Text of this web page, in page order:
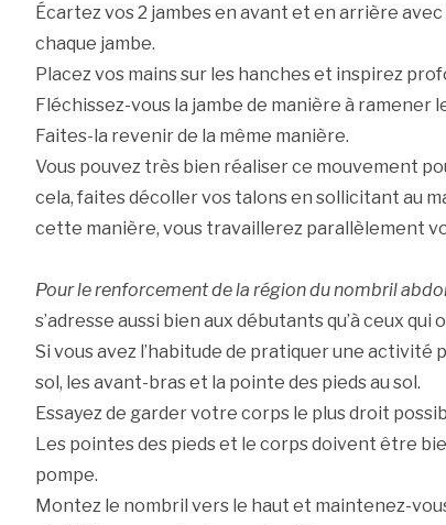
Écartez vos 2 jambes en avant et en arrière
chaque jambe.
Placez vos mains sur les hanches et inspirez
Fléchissez-vous la jambe de manière à ramener
Faites-la revenir de la même manière.
Vous pouvez très bien réaliser ce mouvement
cela, faites décoller vos talons en sollicitant au
cette manière, vous travaillerez parallèlement
Pour le renforcement de la région du nombril
s’adresse aussi bien aux débutants qu’à ceux qui
Si vous avez l’habitude de pratiquer une activité
sol, les avant-bras et la pointe des pieds au sol.
Essayez de garder votre corps le plus droit
Les pointes des pieds et le corps doivent être
pompe.
Montez le nombril vers le haut et maintenez-